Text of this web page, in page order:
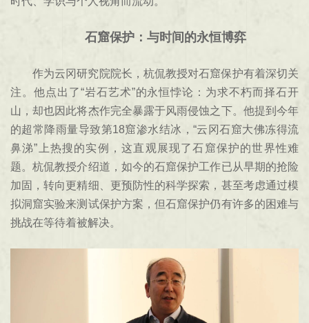
石窟保护：与时间的永恒博弈
作为云冈研究院院长，杭侃教授对石窟保护有着深切关
注。他点出了“岩石艺术”的永恒悖论：为求不朽而择石开
山，却也因此将杰作完全暴露于风雨侵蚀之下。他提到今年
的超常降雨量导致第18窟渗水结冰，“云冈石窟大佛冻得流
鼻涕”上热搜的实例，这直观展现了石窟保护的世界性难
题。杭侃教授介绍道，如今的石窟保护工作已从早期的抢险
加固，转向更精细、更预防性的科学探索，甚至考虑通过模
拟洞窟实验来测试保护方案，但石窟保护仍有许多的困难与
挑战在等待着被解决。